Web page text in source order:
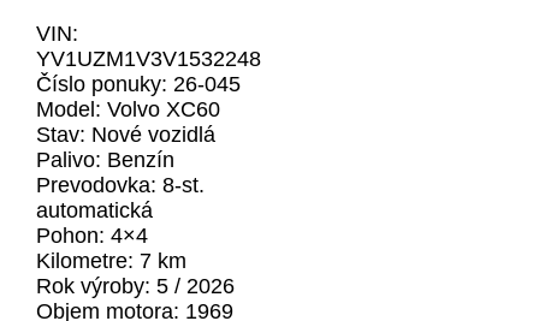
VIN:
YV1UZM1V3V1532248
Číslo ponuky: 26-045
Model: Volvo XC60
Stav: Nové vozidlá
Palivo: Benzín
Prevodovka: 8-st.
automatická
Pohon: 4×4
Kilometre: 7 km
Rok výroby: 5 / 2026
Objem motora: 1969